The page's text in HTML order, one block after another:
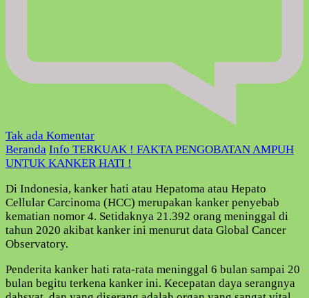
Tak ada Komentarpada
TERKUAK
!
PENGOBATAN
AMPUH
UNTUK
KANKER
Beranda Info TERKUAK ! FAKTA PENGOBATAN AMPUH
UNTUK KANKER HATI !
Di Indonesia, kanker hati atau Hepatoma atau Hepato
Cellular Carcinoma (HCC) merupakan kanker penyebab
kematian nomor 4. Setidaknya 21.392 orang meninggal di
tahun 2020 akibat kanker ini menurut data Global Cancer
Observatory.
Penderita kanker hati rata-rata meninggal 6 bulan sampai 20
bulan begitu terkena kanker ini. Kecepatan daya serangnya